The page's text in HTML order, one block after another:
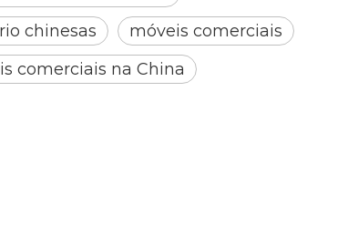
chinesas
móveis comerciais
comerciais na China